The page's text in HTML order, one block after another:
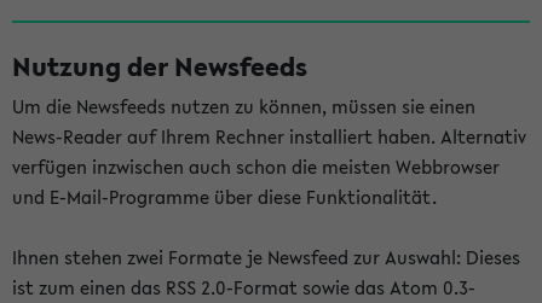
Nutzung der Newsfeeds
Um die Newsfeeds nutzen zu können, müssen sie einen
News-Reader auf Ihrem Rechner installiert haben. Alternativ
verfügen inzwischen auch schon die meisten Webbrowser
und E-Mail-Programme über diese Funktionalität.
Ihnen stehen zwei Formate je Newsfeed zur Auswahl: Dieses
ist zum einen das RSS 2.0-Format sowie das Atom 0.3-